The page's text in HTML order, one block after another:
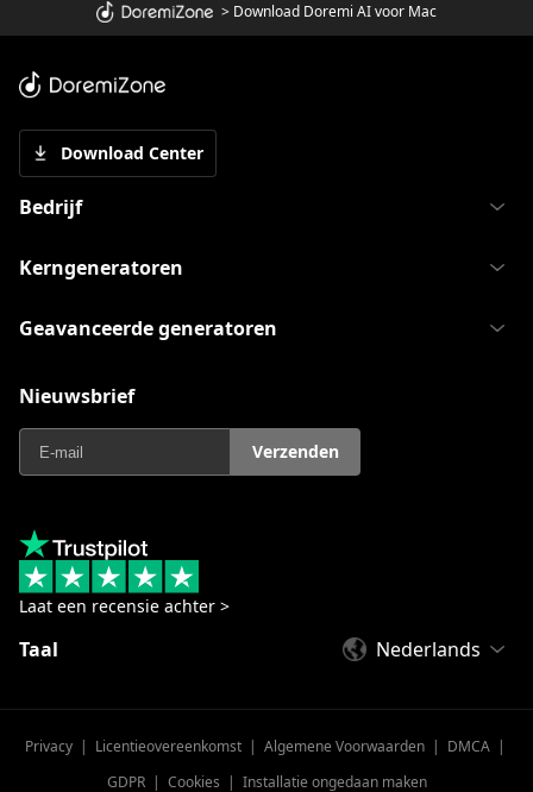
> Download Doremi AI voor Mac
Download Center
Bedrijf
Kerngeneratoren
Geavanceerde generatoren
Nieuwsbrief
Verzenden
Laat een recensie achter >
Taal Nederlands
Privacy| Licentieovereenkomst| Algemene Voorwaarden| DMCA|
GDPR| Cookies | Installatie ongedaan maken